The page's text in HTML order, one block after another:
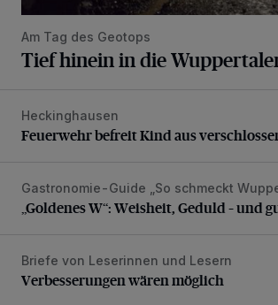
Am Tag des Geotops
Tief hinein in die
Feuerwehr befreit Kind aus
Heckinghausen
Feuerwehr befreit Kind aus
„Goldenes W“: Weisheit, Geduld – und
Gastronomie-Guide „So schmeckt
„Goldenes W“: Weisheit, Geduld – und
Verbesserungen wären möglich
Briefe von Leserinnen und Lesern
Verbesserungen wären möglich